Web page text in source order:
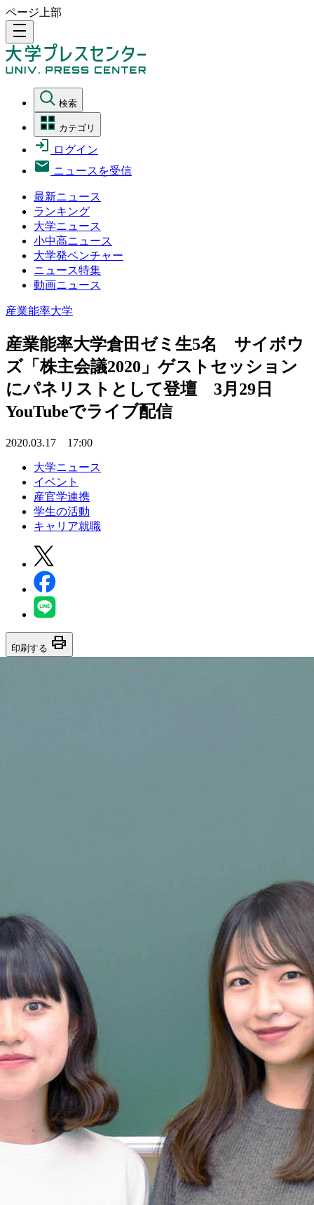
ページ上部
density_medium
検索
カテゴリ
ログイン
ニュースを受信
最新ニュース
ランキング
大学ニュース
小中高ニュース
大学発ベンチャー
ニュース特集
動画ニュース
産業能率大学
産業能率大学倉田ゼミ生5名 サイボウ
ズ「株主会議2020」ゲストセッション
にパネリストとして登壇 3月29日
YouTubeでライブ配信
2020.03.17 17:00
大学ニュース
イベント
産官学連携
学生の活動
キャリア就職
印刷する print